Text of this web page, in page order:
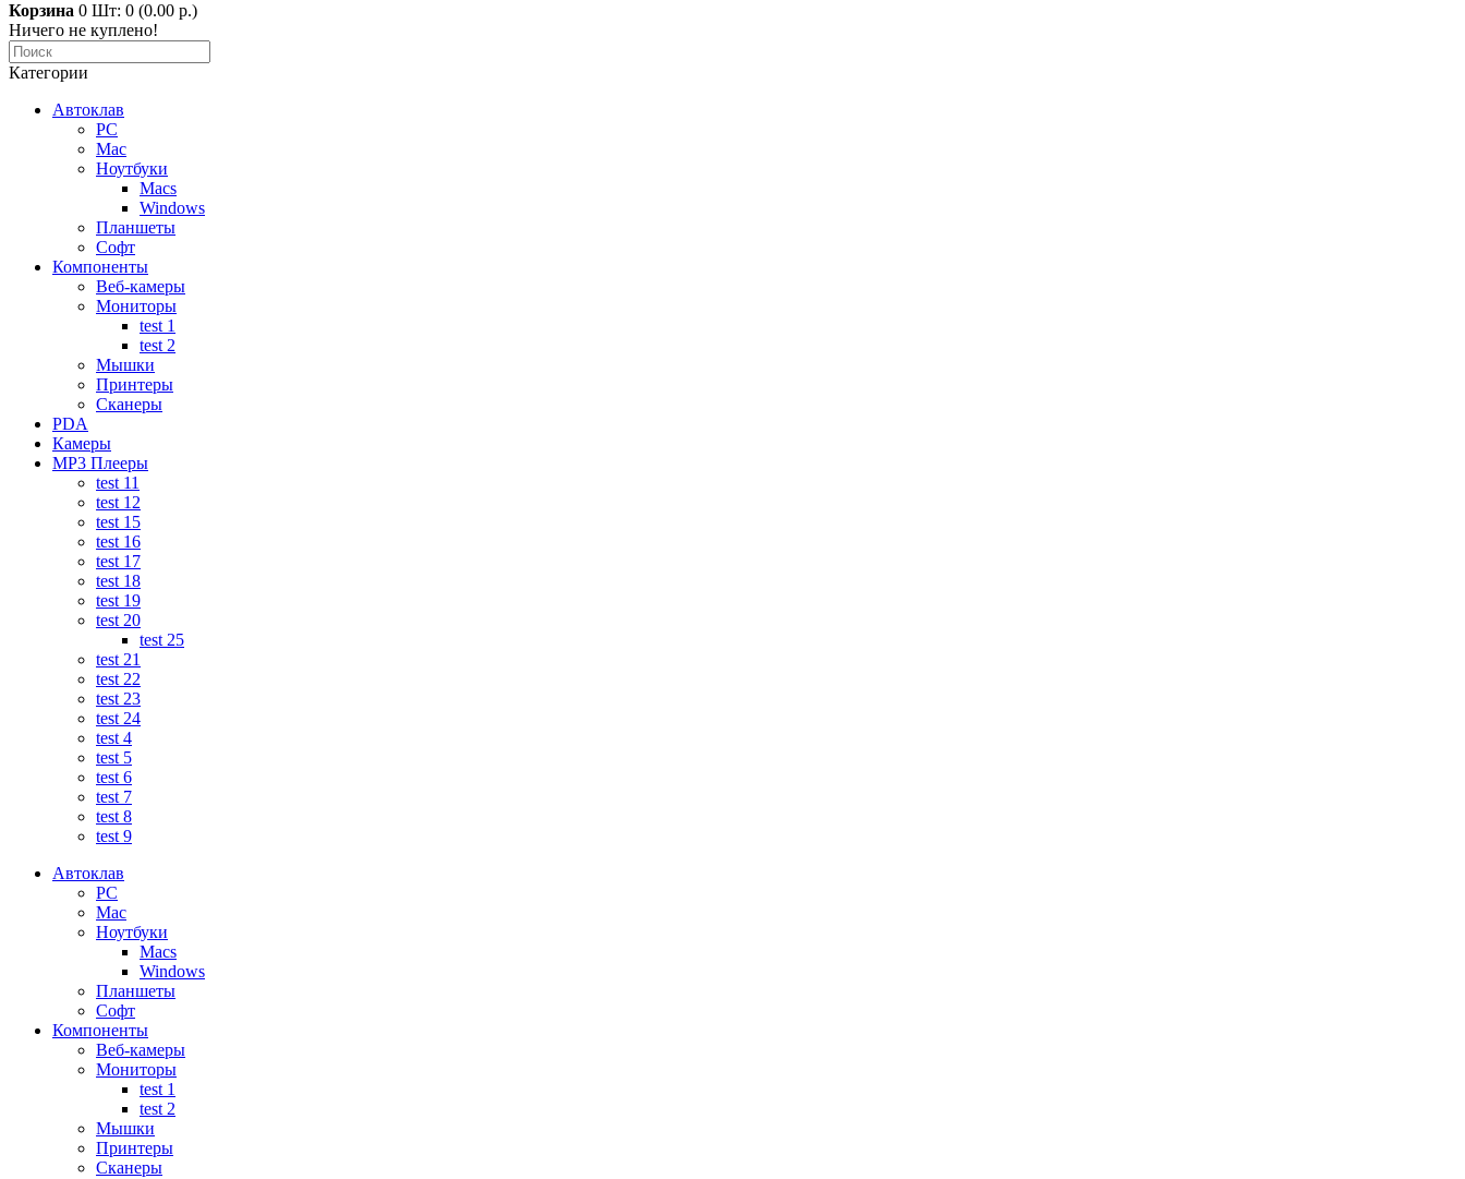
Корзина 0 Шт: 0 (0.00 р.)
Ничего не куплено!
Категории
Автоклав
PC
Mac
Ноутбуки
Macs
Windows
Планшеты
Софт
Компоненты
Веб-камеры
Мониторы
test 1
test 2
Мышки
Принтеры
Сканеры
PDA
Камеры
MP3 Плееры
test 11
test 12
test 15
test 16
test 17
test 18
test 19
test 20
test 25
test 21
test 22
test 23
test 24
test 4
test 5
test 6
test 7
test 8
test 9
Автоклав
PC
Mac
Ноутбуки
Macs
Windows
Планшеты
Софт
Компоненты
Веб-камеры
Мониторы
test 1
test 2
Мышки
Принтеры
Сканеры